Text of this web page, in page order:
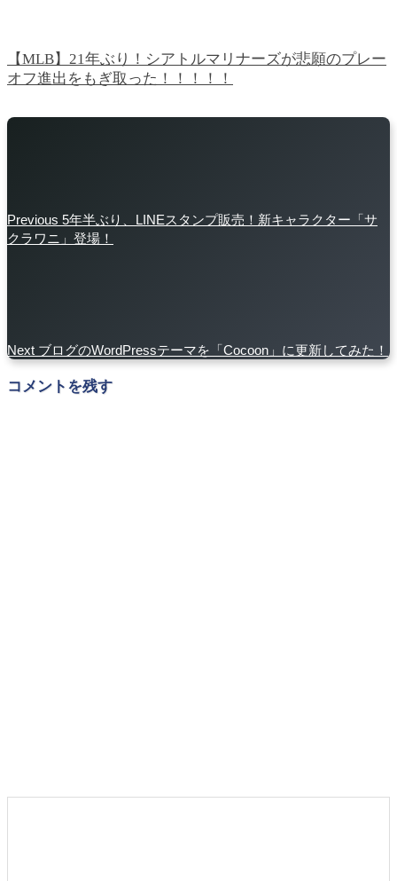
【MLB】21年ぶり！シアトルマリナーズが悲願のプレー
オフ進出をもぎ取った！！！！！
Previous 5年半ぶり、LINEスタンプ販売！新キャラクター「サ
クラワニ」登場！
Next ブログのWordPressテーマを「Cocoon」に更新してみた！
コメントを残す